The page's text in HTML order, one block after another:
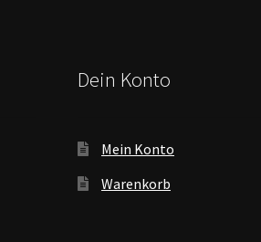
Dein Konto
Mein Konto
Warenkorb